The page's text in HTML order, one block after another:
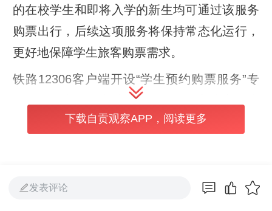
的在校学生和即将入学的新生均可通过该服务
购票出行，后续这项服务将保持常态化运行，
更好地保障学生旅客购票需求。
铁路12306客户端开设“学生预约购票服务”专
区，即将入学的新生在铁路12306完成实名注
册并填写学校所在地等学生优惠资质相关信息
实名注册、通过身份信息核验，完成优惠资质
下载自贡观察APP，阅读更多
发表评论